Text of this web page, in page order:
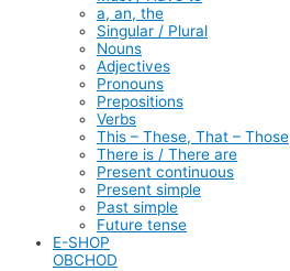
a, an, the
Singular / Plural
Nouns
Adjectives
Pronouns
Prepositions
Verbs
This – These, That – Those
There is / There are
Present continuous
Present simple
Past simple
Future tense
E-SHOP
OBCHOD